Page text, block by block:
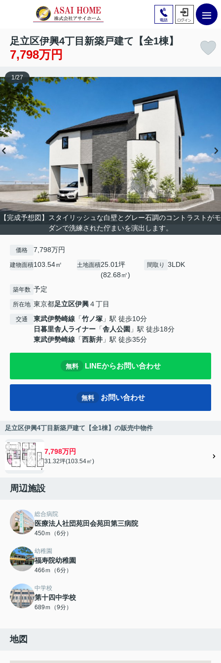
足立区伊興4丁目新築戸建て【全1棟】
7,798万円
【完成予想図】スタイリッシュな白壁とグレー石調のコントラストがモ
ダンで洗練された佇まいを演出します。
1/27
価格 7,798万円
建物面積103.54㎡ 土地面積25.01坪
(82.68㎡)
間取り 3LDK
築年数 予定
所在地 東京都足立区伊興４丁目
交通 東武伊勢崎線 「竹ノ塚 」駅 徒歩10分
日暮里舎人ライナー 「舎人公園 」駅 徒歩18分
東武伊勢崎線 「西新井 」駅 徒歩35分
無料 LINEからお問い合わせ
無料 お問い合わせ
足立区伊興4丁目新築戸建て【全1棟】の販売中物件
7,798万円
31.32坪(103.54㎡)
周辺施設
総合病院
医療法人社団苑田会苑田第三病院
450ｍ（6分）
幼稚園
福寿院幼稚園
466ｍ（6分）
中学校
第十四中学校
689ｍ（9分）
地図